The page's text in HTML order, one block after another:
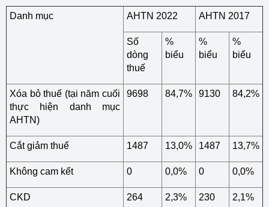
Danh mục AHTN 2022 AHTN 2017
Số
dòng
thuế
%
biểu
%
biểu
%
biểu
Xóa bỏ thuế (tại năm cuối
thực hiện danh mục
AHTN)
9698 84,7% 9130 84,2%
Cắt giảm thuế 1487 13,0% 1487 13,7%
Không cam kết 0 0,0% 0 0,0%
CKD 264 2,3% 230 2,1%